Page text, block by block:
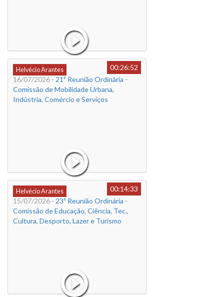
Helvécio Arantes
00:26:52
16/07/2026 - 21ª Reunião Ordinária -
Comissão de Mobilidade Urbana,
Indústria, Comércio e Serviços
Helvécio Arantes
00:14:33
15/07/2026 - 23ª Reunião Ordinária -
Comissão de Educação, Ciência, Tec.,
Cultura, Desporto, Lazer e Turismo